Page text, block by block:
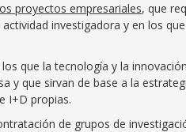
proyectos empresariales, que
investigadora y en los
que la tecnología y la
y que sirvan de base a la
I+D propias.
de grupos de